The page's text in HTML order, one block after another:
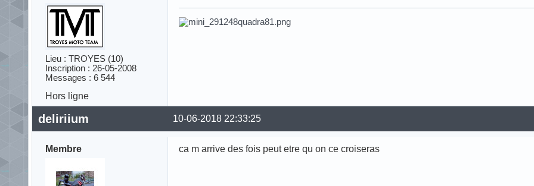
Lieu : TROYES (10)
Inscription : 26-05-2008
Messages : 6 544
Hors ligne
10-06-2018 22:33:25
deliriium
Membre ca m arrive des fois peut etre qu on ce croiseras